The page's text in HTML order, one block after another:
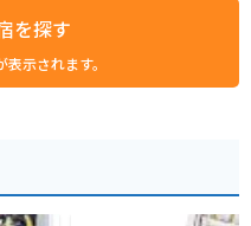
を探す
示されます。